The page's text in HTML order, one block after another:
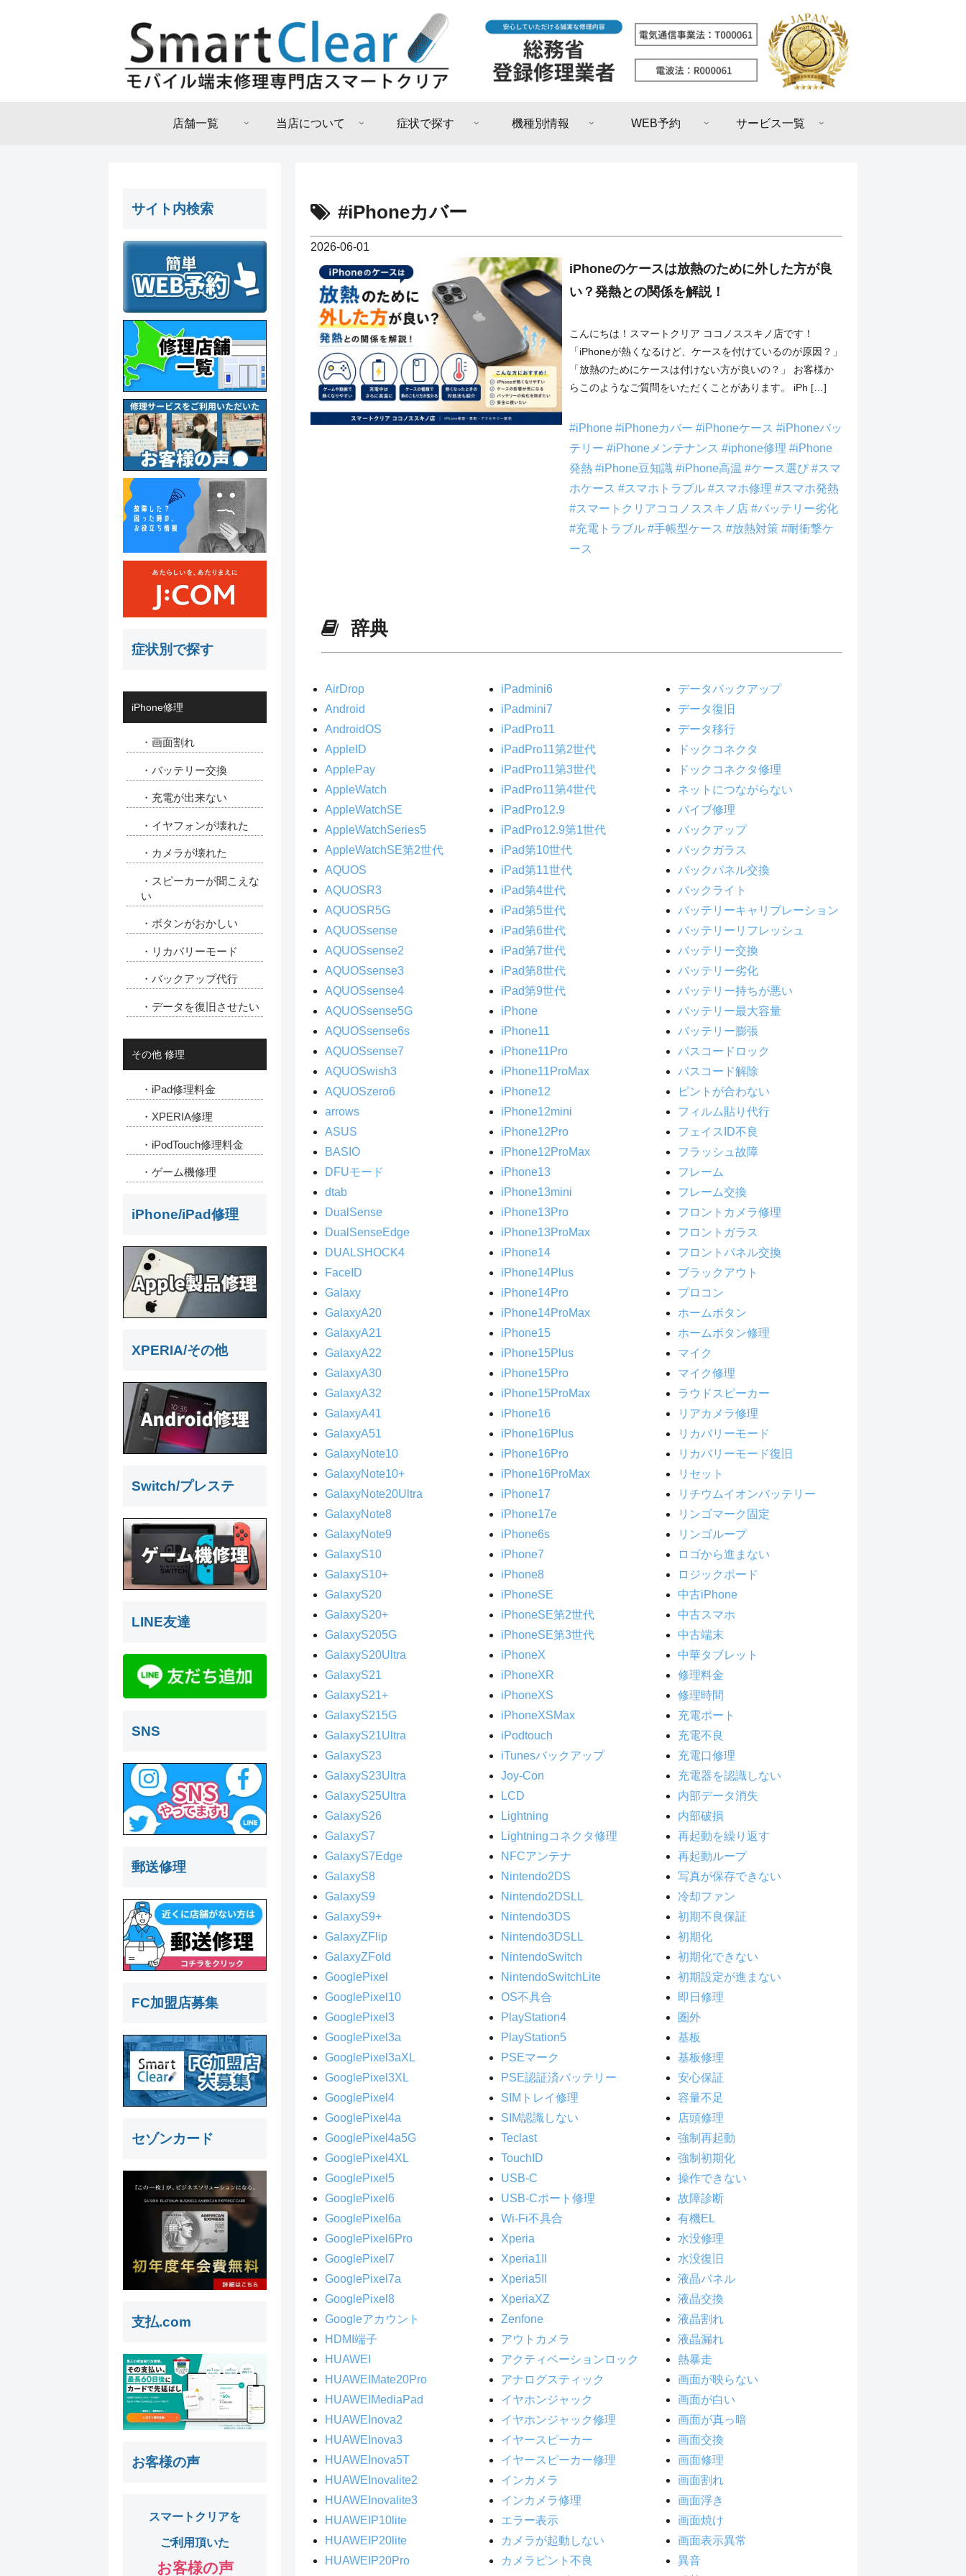
店舗一覧 当店について 症状で探す 機種別情報 WEB予約 サービス一覧
#iPhoneカバー
2026-06-01
iPhoneのケースは放熱のために外した方が良
い？発熱との関係を解説！
こんにちは！スマートクリア ココノススキノ店です！
「iPhoneが熱くなるけど、ケースを付けているのが原因？」
「放熱のためにケースは付けない方が良いの？」 お客様か
らこのようなご質問をいただくことがあります。 iPh […]
#iPhone #iPhoneカバー #iPhoneケース #iPhoneバッ
テリー #iPhoneメンテナンス #iphone修理 #iPhone
発熱 #iPhone豆知識 #iPhone高温 #ケース選び #スマ
ホケース #スマホトラブル #スマホ修理 #スマホ発熱
#スマートクリアココノススキノ店 #バッテリー劣化
#充電トラブル #手帳型ケース #放熱対策 #耐衝撃ケ
ース
辞典
AirDrop
Android
AndroidOS
AppleID
ApplePay
AppleWatch
AppleWatchSE
AppleWatchSeries5
AppleWatchSE第2世代
AQUOS
AQUOSR3
AQUOSR5G
AQUOSsense
AQUOSsense2
AQUOSsense3
AQUOSsense4
AQUOSsense5G
AQUOSsense6s
AQUOSsense7
AQUOSwish3
AQUOSzero6
arrows
ASUS
BASIO
DFUモード
dtab
DualSense
DualSenseEdge
DUALSHOCK4
FaceID
Galaxy
GalaxyA20
GalaxyA21
GalaxyA22
GalaxyA30
GalaxyA32
GalaxyA41
GalaxyA51
GalaxyNote10
GalaxyNote10+
GalaxyNote20Ultra
GalaxyNote8
GalaxyNote9
GalaxyS10
GalaxyS10+
GalaxyS20
GalaxyS20+
GalaxyS205G
GalaxyS20Ultra
GalaxyS21
GalaxyS21+
GalaxyS215G
GalaxyS21Ultra
GalaxyS23
GalaxyS23Ultra
GalaxyS25Ultra
GalaxyS26
GalaxyS7
GalaxyS7Edge
GalaxyS8
GalaxyS9
GalaxyS9+
GalaxyZFlip
GalaxyZFold
GooglePixel
GooglePixel10
GooglePixel3
GooglePixel3a
GooglePixel3aXL
GooglePixel3XL
GooglePixel4
GooglePixel4a
GooglePixel4a5G
GooglePixel4XL
GooglePixel5
GooglePixel6
GooglePixel6a
GooglePixel6Pro
GooglePixel7
GooglePixel7a
GooglePixel8
Googleアカウント
HDMI端子
HUAWEI
HUAWEIMate20Pro
HUAWEIMediaPad
HUAWEInova2
HUAWEInova3
HUAWEInova5T
HUAWEInovalite2
HUAWEInovalite3
HUAWEIP10lite
HUAWEIP20lite
HUAWEIP20Pro
iPadmini6
iPadmini7
iPadPro11
iPadPro11第2世代
iPadPro11第3世代
iPadPro11第4世代
iPadPro12.9
iPadPro12.9第1世代
iPad第10世代
iPad第11世代
iPad第4世代
iPad第5世代
iPad第6世代
iPad第7世代
iPad第8世代
iPad第9世代
iPhone
iPhone11
iPhone11Pro
iPhone11ProMax
iPhone12
iPhone12mini
iPhone12Pro
iPhone12ProMax
iPhone13
iPhone13mini
iPhone13Pro
iPhone13ProMax
iPhone14
iPhone14Plus
iPhone14Pro
iPhone14ProMax
iPhone15
iPhone15Plus
iPhone15Pro
iPhone15ProMax
iPhone16
iPhone16Plus
iPhone16Pro
iPhone16ProMax
iPhone17
iPhone17e
iPhone6s
iPhone7
iPhone8
iPhoneSE
iPhoneSE第2世代
iPhoneSE第3世代
iPhoneX
iPhoneXR
iPhoneXS
iPhoneXSMax
iPodtouch
iTunesバックアップ
Joy-Con
LCD
Lightning
Lightningコネクタ修理
NFCアンテナ
Nintendo2DS
Nintendo2DSLL
Nintendo3DS
Nintendo3DSLL
NintendoSwitch
NintendoSwitchLite
OS不具合
PlayStation4
PlayStation5
PSEマーク
PSE認証済バッテリー
SIMトレイ修理
SIM認識しない
Teclast
TouchID
USB-C
USB-Cポート修理
Wi-Fi不具合
Xperia
Xperia1II
Xperia5II
XperiaXZ
Zenfone
アウトカメラ
アクティベーションロック
アナログスティック
イヤホンジャック
イヤホンジャック修理
イヤースピーカー
イヤースピーカー修理
インカメラ
インカメラ修理
エラー表示
カメラが起動しない
カメラピント不良
データバックアップ
データ復旧
データ移行
ドックコネクタ
ドックコネクタ修理
ネットにつながらない
バイブ修理
バックアップ
バックガラス
バックパネル交換
バックライト
バッテリーキャリブレーション
バッテリーリフレッシュ
バッテリー交換
バッテリー劣化
バッテリー持ちが悪い
バッテリー最大容量
バッテリー膨張
パスコードロック
パスコード解除
ピントが合わない
フィルム貼り代行
フェイスID不良
フラッシュ故障
フレーム
フレーム交換
フロントカメラ修理
フロントガラス
フロントパネル交換
ブラックアウト
プロコン
ホームボタン
ホームボタン修理
マイク
マイク修理
ラウドスピーカー
リアカメラ修理
リカバリーモード
リカバリーモード復旧
リセット
リチウムイオンバッテリー
リンゴマーク固定
リンゴループ
ロゴから進まない
ロジックボード
中古iPhone
中古スマホ
中古端末
中華タブレット
修理料金
修理時間
充電ポート
充電不良
充電口修理
充電器を認識しない
内部データ消失
内部破損
再起動を繰り返す
再起動ループ
写真が保存できない
冷却ファン
初期不良保証
初期化
初期化できない
初期設定が進まない
即日修理
圏外
基板
基板修理
安心保証
容量不足
店頭修理
強制再起動
強制初期化
操作できない
故障診断
有機EL
水没修理
水没復旧
液晶パネル
液晶交換
液晶割れ
液晶漏れ
熱暴走
画面が映らない
画面が白い
画面が真っ暗
画面交換
画面修理
画面割れ
画面浮き
画面焼け
画面表示異常
異音
サイト内検索
症状別で探す
iPhone修理
・画面割れ
・バッテリー交換
・充電が出来ない
・イヤフォンが壊れた
・カメラが壊れた
・スピーカーが聞こえな
い
・ボタンがおかしい
・リカバリーモード
・バックアップ代行
・データを復旧させたい
その他 修理
・iPad修理料金
・XPERIA修理
・iPodTouch修理料金
・ゲーム機修理
iPhone/iPad修理
XPERIA/その他
Switch/プレステ
LINE友達
SNS
郵送修理
FC加盟店募集
セゾンカード
支払.com
お客様の声
スマートクリアを
ご利用頂いた
お客様の声